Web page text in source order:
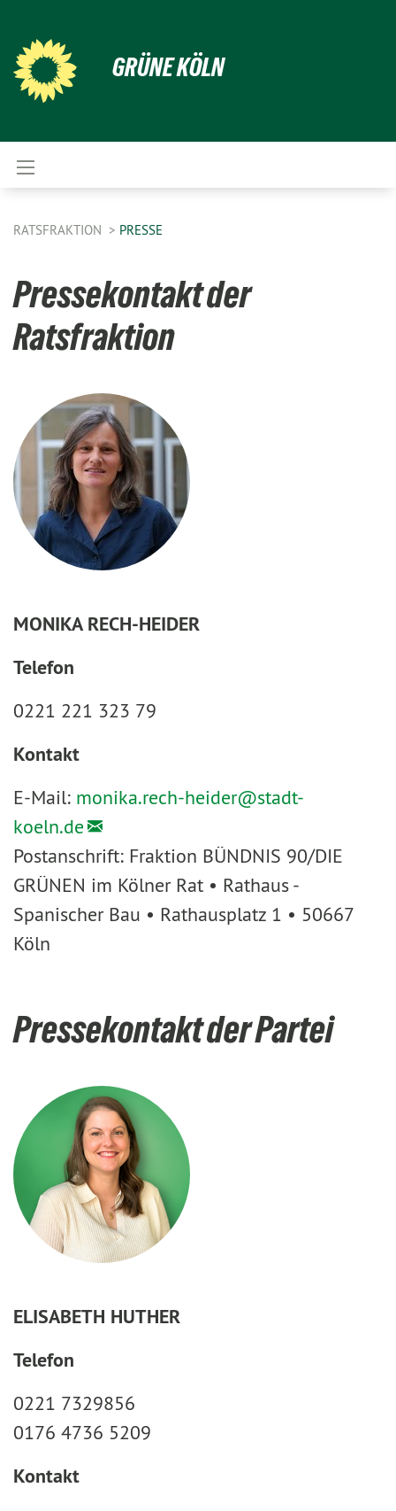
GRÜNE KÖLN
RATSFRAKTION PRESSE
Pressekontakt der
Ratsfraktion
MONIKA RECH-HEIDER
Telefon
0221 221 323 79
Kontakt
E-Mail: monika.rech-heider@stadt-
koeln.de
Postanschrift: Fraktion BÜNDNIS 90/DIE
GRÜNEN im Kölner Rat • Rathaus -
Spanischer Bau • Rathausplatz 1 • 50667
Köln
Pressekontakt der Partei
ELISABETH HUTHER
Telefon
0221 7329856
0176 4736 5209
Kontakt